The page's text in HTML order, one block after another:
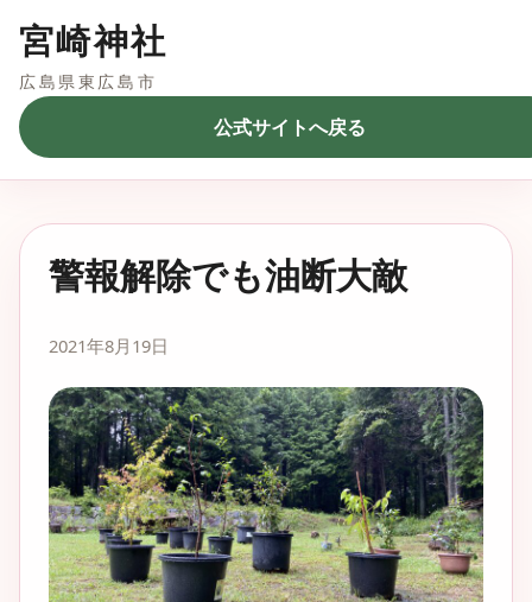
宮崎神社
広島県東広島市
公式サイトへ戻る
警報解除でも油断大敵
2021年8月19日